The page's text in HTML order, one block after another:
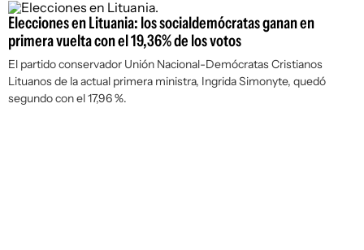
Elecciones en Lituania: los socialdemócratas ganan en
primera vuelta con el 19,36% de los votos
El partido conservador Unión Nacional-Demócratas Cristianos
Lituanos de la actual primera ministra, Ingrida Simonyte, quedó
segundo con el 17,96 %.